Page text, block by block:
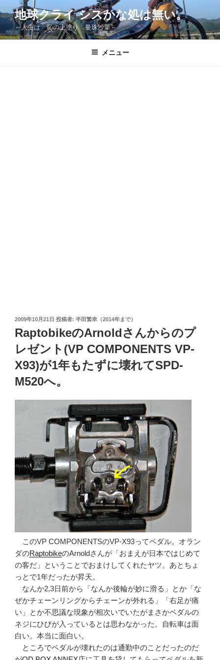
ン
テ
ン
地球クライ シスかな処は無い。
～人生は 恥の上塗り 曼珠沙華～
メニュー
投
稿
日:
2009年10月21日 投稿者: 半田繁幸（2014年まで）
RaptobikeのArnoldさんからのプ
レゼント(VP COMPONENTS VP-
X93)が1年もたずに壊れてSPD-
M520へ。
このVP COMPONENTSのVP-X93ってペダル。オラン
ダのRaptobikeのArnoldさんが「おまえが日本ではじめて
の客だ」ということでおまけしてくれたヤツ。あとちょ
っとで1年だったが昇天。
なんか2,3日前から「なんか後輪が妙に滑る」とか「な
ぜかチェーンリングからチェーンが外れる」「右足が痛
い」とか不思議な現象が相次いでいたがまさかペダルの
ネジにひびが入っているとは思わなかった。自転車は面
白い。本当に面白い。
ところでペダルが壊れたのは通勤中のことだったのだ